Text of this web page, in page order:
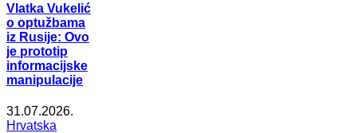
Vlatka Vukelić
o optužbama
iz Rusije: Ovo
je prototip
informacijske
manipulacije
31.07.2026.
Hrvatska